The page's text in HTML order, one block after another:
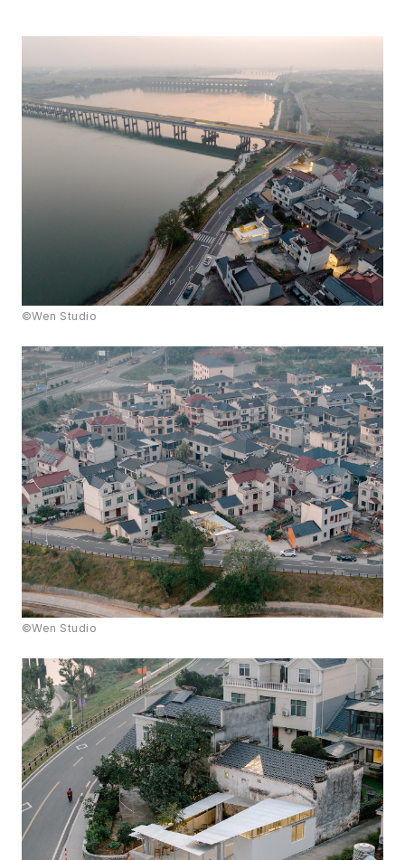
©Wen Studio
©Wen Studio